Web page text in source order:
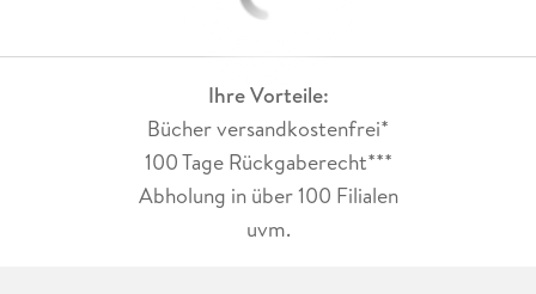
Ihre Vorteile:
Bücher versandkostenfrei*
100 Tage Rückgaberecht***
Abholung in über 100 Filialen
uvm.